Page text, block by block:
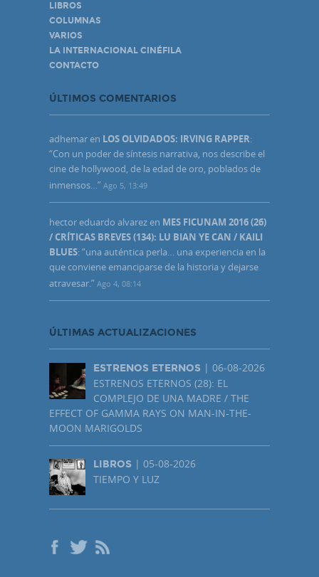
LIBROS
COLUMNAS
VARIOS
LA INTERNACIONAL CINÉFILA
CONTACTO
ÚLTIMOS COMENTARIOS
adhemar en LOS OLVIDADOS: IRVING RAPPER:
“Con un poder de síntesis narrativa, nos describe el
cine de hollywood, de la edad de oro, poblados de
inmensos…” Ago 5, 13:49
hector eduardo alvarez en MES FICUNAM 2016 (26)
/ CRÍTICAS BREVES (134): LU BIAN YE CAN / KAILI
BLUES: “una auténtica perla… una experiencia en la
que conviene emanciparse de la historia y dejarse
atravesar.” Ago 4, 08:14
ÚLTIMAS ACTUALIZACIONES
ESTRENOS ETERNOS | 06-08-2026
ESTRENOS ETERNOS (28): EL
COMPLEJO DE UNA MADRE / THE
EFFECT OF GAMMA RAYS ON MAN-IN-THE-
MOON MARIGOLDS
LIBROS | 05-08-2026
TIEMPO Y LUZ